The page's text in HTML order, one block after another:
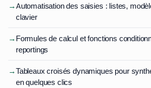
→Automatisation des saisies : listes,
clavier
→ Formules de calcul et fonctions
reportings
→Tableaux croisés dynamiques pour
en quelques clics